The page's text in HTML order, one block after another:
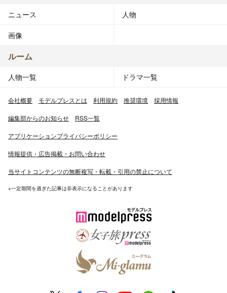
ニュース 人物
画像
ルーム
人物一覧 ドラマ一覧
会社概要 モデルプレスとは 利用規約 推奨環境 採用情報
編集部からのお知らせ RSS一覧
アプリケーションプライバシーポリシー
情報提供・広告掲載・お問い合わせ
当サイトコンテンツの無断複写・転載・引用の禁止について
※一定期間を過ぎた記事は非表示になることがあります